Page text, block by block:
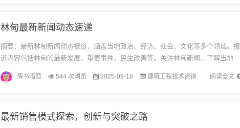
林甸最新新闻动态速递
摘要：最新林甸新闻动态报道，涵盖当地政治、经济、社会、文化等多个领域。报
道内容包括林甸的最新发展、重要事件、民生改善等。关注林甸新闻，了解当地最
新动态，见证林甸的繁荣与进步。经济发展取得新突破近年来，林甸县经济发展
呈...
阅读全文
情书暗恋 544 次浏览 2025-09-18 建筑工程技术咨询
最新销售模式探索，创新与突破之路